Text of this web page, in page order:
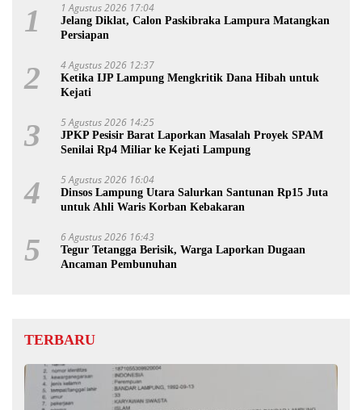
1 1 Agustus 2026 17:04
Jelang Diklat, Calon Paskibraka Lampura Matangkan
Persiapan
2 4 Agustus 2026 12:37
Ketika IJP Lampung Mengkritik Dana Hibah untuk
Kejati
3 5 Agustus 2026 14:25
JPKP Pesisir Barat Laporkan Masalah Proyek SPAM
Senilai Rp4 Miliar ke Kejati Lampung
4 5 Agustus 2026 16:04
Dinsos Lampung Utara Salurkan Santunan Rp15 Juta
untuk Ahli Waris Korban Kebakaran
5 6 Agustus 2026 16:43
Tegur Tetangga Berisik, Warga Laporkan Dugaan
Ancaman Pembunuhan
TERBARU